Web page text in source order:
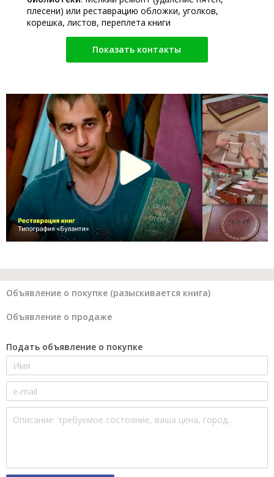
плесени) или реставрацию обложки, уголков,
корешка, листов, переплета книги
Показать контакты
Объявление о покупке (разыскивается книга)
Объявление о продаже
Подать объявление о покупке